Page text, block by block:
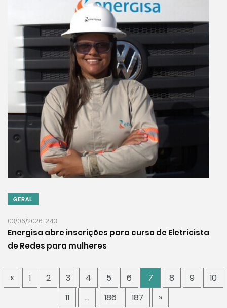
GERAL
03/06/2026 12:43
Energisa abre inscrições para curso de Eletricista
de Redes para mulheres
« 1 2 3 4 5 6 7 8 9
10
11
… 186 187 »